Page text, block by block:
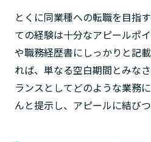
とくに同業種への転職を目指
ての経験は十分なアピールポ
や職務経歴書にしっかりと記
れば、単なる空白期間とみな
ランスとしてどのような業務
んと提示し、アピールに結び